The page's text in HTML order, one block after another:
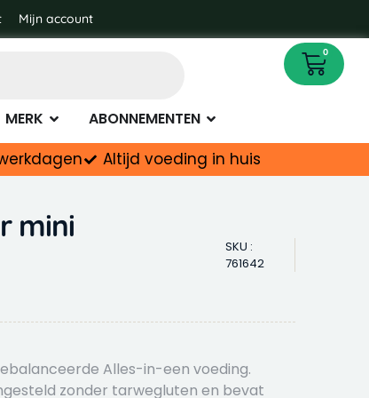
Mijn account
MERK OPEN MERKABONNEMENTEN OPEN ABONNEMENTEN
0
Cart
Altijd voeding in huis
mini
SKU :
761642
Alles-in-een voeding.
zonder tarwegluten en bevat